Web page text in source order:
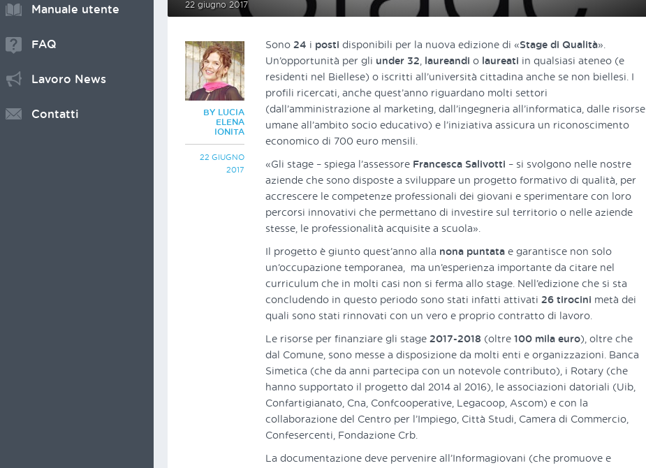
Manuale utente
FAQ
Lavoro News
Contatti
22 giugno 2017
BY LUCIA
ELENA
IONITA
22 GIUGNO
2017
Sono24 i posti disponibili per la nuova edizione di «Stage di Qualità».
Un’opportunità per gli under 32, laureandi o laureati in qualsiasi ateneo (e
residenti nel Biellese) o iscritti all’università cittadina anche se non biellesi. I
profili ricercati, anche quest’anno riguardano molti settori
(dall’amministrazione al marketing, dall’ingegneria all’informatica, dalle risorse
umane all’ambito socio educativo) e l’iniziativa assicura un riconoscimento
economico di 700 euro mensili.
«Gli stage – spiega l’assessore Francesca Salivotti – si svolgono nelle nostre
aziende che sono disposte a sviluppare un progetto formativo di qualità, per
accrescere le competenze professionali dei giovani e sperimentare con loro
percorsi innovativi che permettano di investire sul territorio o nelle aziende
stesse, le professionalità acquisite a scuola».
Il progetto è giunto quest’anno alla nona puntata e garantisce non solo
un’occupazione temporanea, ma un’esperienza importante da citare nel
curriculum che in molti casi non si ferma allo stage. Nell’edizione che si sta
concludendo in questo periodo sono stati infatti attivati26 tirocini metà dei
quali sono stati rinnovati con un vero e proprio contratto di lavoro.
Le risorse per finanziare gli stage2017-2018 (oltre100 mila euro), oltre che
dal Comune, sono messe a disposizione da molti enti e organizzazioni. Banca
Simetica (che da anni partecipa con un notevole contributo), i Rotary (che
hanno supportato il progetto dal 2014 al 2016), le associazioni datoriali (Uib,
Confartigianato, Cna, Confcooperative, Legacoop, Ascom) e con la
collaborazione del Centro per l’Impiego, Città Studi, Camera di Commercio,
Confesercenti, Fondazione Crb.
La documentazione deve pervenire all’Informagiovani (che promuove e